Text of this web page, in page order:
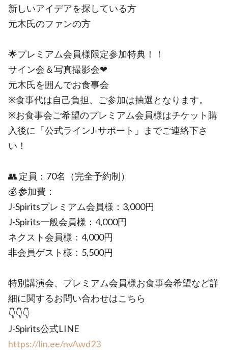
新しいアイデアを探している方
元木氏のファンの方
🌟プレミアム会員様限定参加特典！！
サイン会＆写真撮影会❤
元木氏を囲んでお食事会
※食事代は自己負担、ご参加は抽選となります。
※お食事会ご希望のプレミアム会員様はチケット購
入後に「公式ラインJ-サポート」までご連絡下さ
い！
👥 定員：70名（完全予約制）
💰 参加費：
J-Spiritsプレミアム会員様：3,000円
J-Spirits一般会員様：4,000円
ネクスト会員様：4,000円
非会員ゲスト様：5,500円
特別講演会、プレミアム会員様お食事会希望など詳
細に関するお問い合わせはこちら
👇👇👇
J-Spirits公式LINE
https://lin.ee/nvAwd23